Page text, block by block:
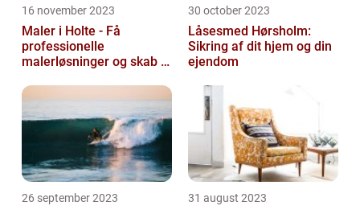
16 november 2023
Maler i Holte - Få
professionelle
malerløsninger og skab et
30 october 2023
Låsesmed Hørsholm:
Sikring af dit hjem og din
ejendom
26 september 2023 31 august 2023